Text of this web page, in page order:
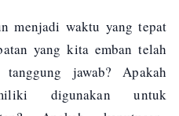
menjadi waktu yang tepat
yang kita emban telah
jawab? Apakah
digunakan untuk